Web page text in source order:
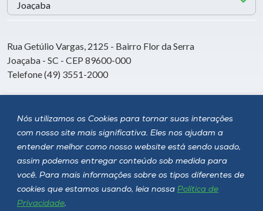
Nós utilizamos os Cookies para tornar suas interações
com nosso site mais significativa. Eles nos ajudam a
entender melhor como nosso website está sendo usado,
assim podemos entregar conteúdo sob medida para
você. Para mais informações sobre os tipos diferentes de
cookies que estamos usando, leia nossa Política de
Privacidade.
Rua Getúlio Vargas, 2125 - Bairro Flor da Serra
Joaçaba - SC - CEP 89600-000
Telefone (49) 3551-2000
Siga a Unoesc